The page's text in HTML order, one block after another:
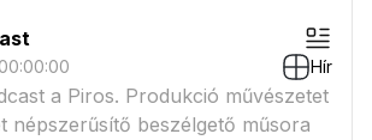
Hír
a Piros. Produkció művészetet
népszerűsítő beszélgető műsora